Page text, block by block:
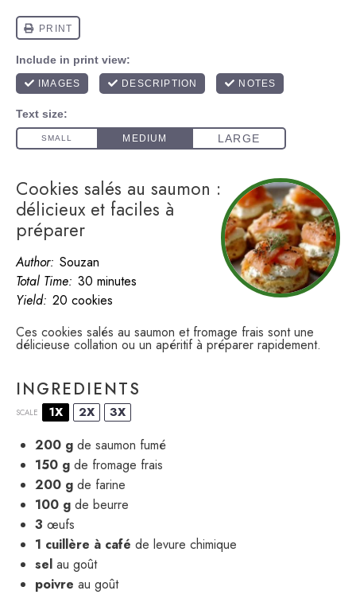
Cookies salés au saumon :
délicieux et faciles à
préparer
Author: Souzan
Total Time: 30 minutes
Yield: 20 cookies
Ces cookies salés au saumon et fromage frais sont une
délicieuse collation ou un apéritif à préparer rapidement.
INGREDIENTS
SCALE 1X 2X 3X
200 g de saumon fumé
150 g de fromage frais
200 g de farine
100 g de beurre
3 œufs
1 cuillère à café de levure chimique
sel au goût
poivre au goût